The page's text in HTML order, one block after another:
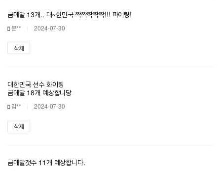
금메달 13개.. 대~한민국 짝짝짝짝짝!!! 파이팅!
문** 2024-07-30
삭제
대한민국 선수 화이팅
금메달 18개 예상합니당
김** 2024-07-30
삭제
금메달갯수 11개 예상합니다.